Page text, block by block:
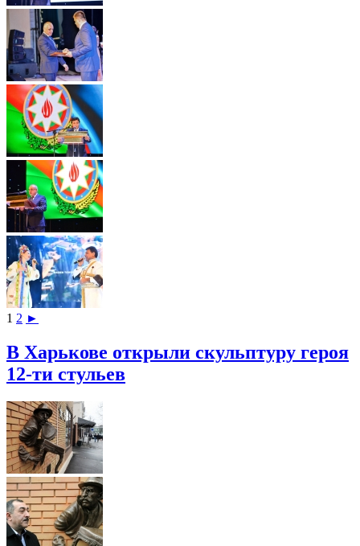
1 2 ►
В Харькове открыли скульптуру героя
12-ти стульев